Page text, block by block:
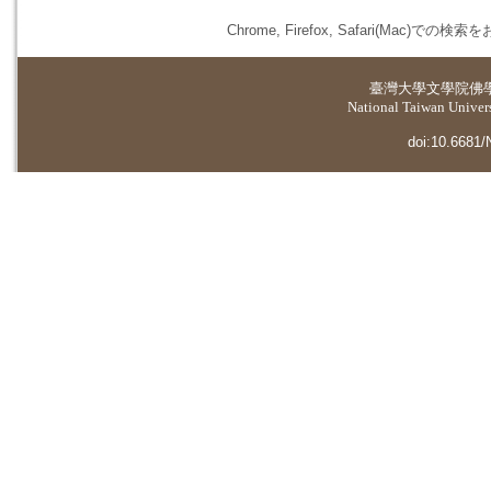
Chrome, Firefox, Safari(Mac)での検索を
臺灣大學文學院佛
National Taiwan
doi:10.6681/